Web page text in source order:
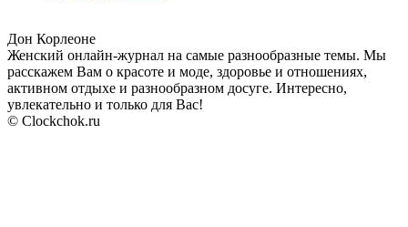
Дон Корлеоне
Женский онлайн-журнал на самые разнообразные темы. Мы
расскажем Вам о красоте и моде, здоровье и отношениях,
активном отдыхе и разнообразном досуге. Интересно,
увлекательно и только для Вас!
© Clockchok.ru